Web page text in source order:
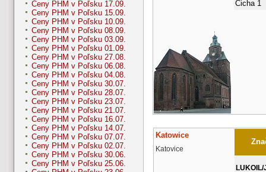
Ceny PHM v Poľsku 17.09.
Ceny PHM v Poľsku 15.09.
Ceny PHM v Poľsku 10.09.
Ceny PHM v Poľsku 08.09.
Ceny PHM v Poľsku 03.09.
Ceny PHM v Poľsku 01.09.
Ceny PHM v Poľsku 27.08.
Ceny PHM v Poľsku 06.08.
Ceny PHM v Poľsku 04.08.
Ceny PHM v Poľsku 30.07.
Ceny PHM v Poľsku 28.07.
Ceny PHM v Poľsku 23.07.
Ceny PHM v Poľsku 21.07.
Ceny PHM v Poľsku 16.07.
Ceny PHM v Poľsku 14.07.
Ceny PHM v Poľsku 07.07.
Ceny PHM v Poľsku 02.07.
Ceny PHM v Poľsku 30.06.
Ceny PHM v Poľsku 25.06.
Cicha 1
Katowice
Katovice
LUKOIL/